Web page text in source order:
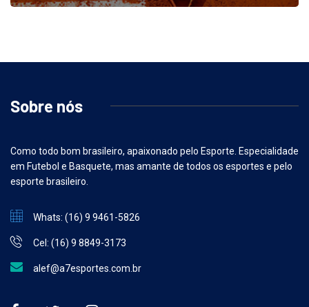
Sobre nós
Como todo bom brasileiro, apaixonado pelo Esporte. Especialidade
em Futebol e Basquete, mas amante de todos os esportes e pelo
esporte brasileiro.
Whats: (16) 9 9461-5826
Cel: (16) 9 8849-3173
alef@a7esportes.com.br